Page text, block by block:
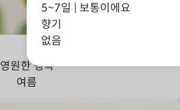
영원한 행복
여름
5~7일 | 보통이에요
향기
없음